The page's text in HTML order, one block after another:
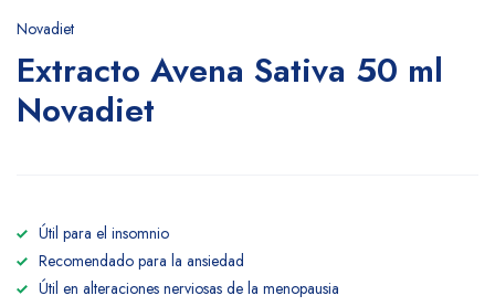
Novadiet
Extracto Avena Sativa 50 ml
Novadiet
Útil para el insomnio
Recomendado para la ansiedad
Útil en alteraciones nerviosas de la menopausia